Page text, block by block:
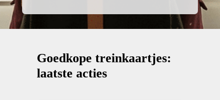
Goedkope treinkaartjes:
laatste acties